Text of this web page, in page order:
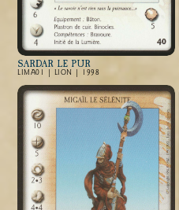
SARDAR LE PUR
LIMA01 | LION | 1998